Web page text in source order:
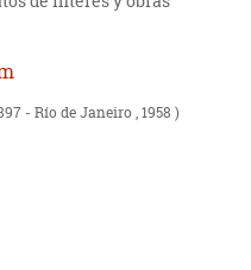
- Río de Janeiro , 1958 )